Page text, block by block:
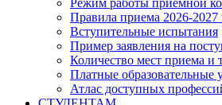
Режим работы приёмной
Правила приема 2026-2027
Вступительные испытания
Пример заявления на
Количество мест приема и
Платные образовательные
Атлас доступных